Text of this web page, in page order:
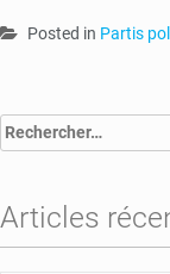
Posted in Partis
Rechercher :
Articles